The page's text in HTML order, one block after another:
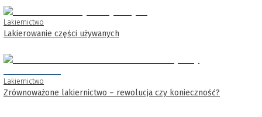
Lakiernictwo
Lakierowanie części używanych
Lakiernictwo
Zrównoważone lakiernictwo – rewolucja czy konieczność?